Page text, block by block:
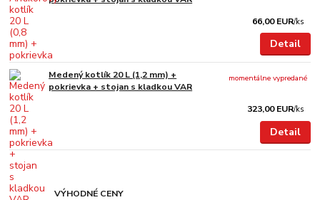
66,00 EUR/ks
Detail
Medený kotlík 20 L (1,2 mm) +
pokrievka + stojan s kladkou VAR
323,00 EUR/ks
momentálne vypredané
Detail
VÝHODNÉ CENY